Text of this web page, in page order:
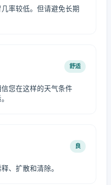
率较低。但请避免长期
舒适
您在这样的天气条件
良
、扩散和清除。